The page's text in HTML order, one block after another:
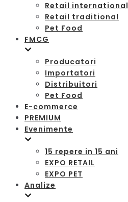
Retail international
Retail traditional
Pet Food
FMCG
Producatori
Importatori
Distribuitori
Pet Food
E-commerce
PREMIUM
Evenimente
15 repere in 15 ani
EXPO RETAIL
EXPO PET
Analize